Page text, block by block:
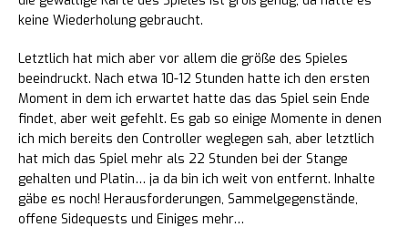
keine Wiederholung gebraucht.
Letztlich hat mich aber vor allem die größe des Spieles
beeindruckt. Nach etwa 10-12 Stunden hatte ich den ersten
Moment in dem ich erwartet hatte das das Spiel sein Ende
findet, aber weit gefehlt. Es gab so einige Momente in denen
ich mich bereits den Controller weglegen sah, aber letztlich
hat mich das Spiel mehr als 22 Stunden bei der Stange
gehalten und Platin… ja da bin ich weit von entfernt. Inhalte
gäbe es noch! Herausforderungen, Sammelgegenstände,
offene Sidequests und Einiges mehr…